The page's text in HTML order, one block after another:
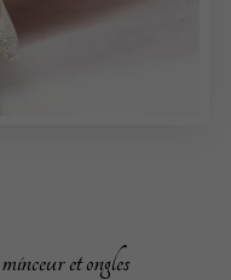
et ongles